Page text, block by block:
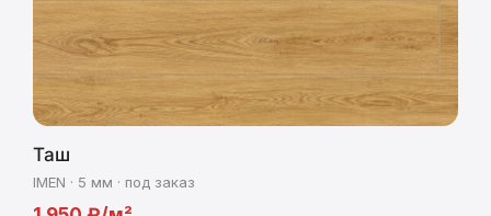
Таш
IMEN · 5 мм · под заказ